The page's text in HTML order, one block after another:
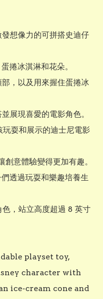
playset toy,
character with
ice-cream cone and